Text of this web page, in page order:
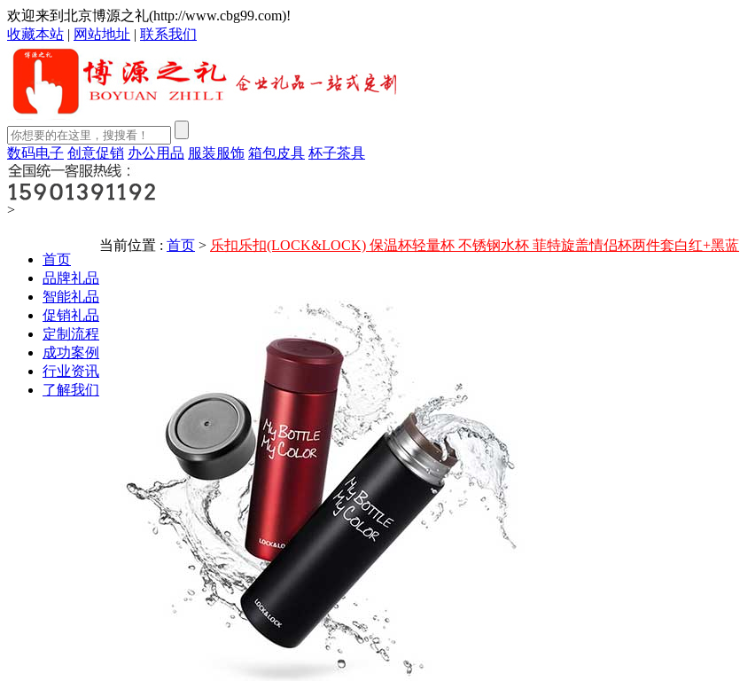
欢迎来到北京博源之礼(http://www.cbg99.com)!
收藏本站 | 网站地址 | 联系我们
数码电子 创意促销 办公用品 服装服饰 箱包皮具 杯子茶具
>
首页
品牌礼品
智能礼品
促销礼品
定制流程
成功案例
行业资讯
了解我们
当前位置 : 首页 > 乐扣乐扣(LOCK&LOCK) 保温杯轻量杯 不锈钢水杯 菲特旋盖情侣杯两件套白红+黑蓝